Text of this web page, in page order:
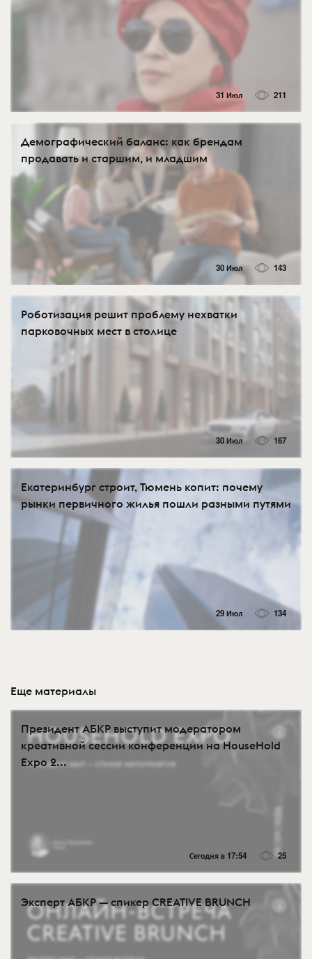
31 Июл 211
Демографический баланс: как брендам
продавать и старшим, и младшим
30 Июл 143
Роботизация решит проблему нехватки
парковочных мест в столице
30 Июл 167
Екатеринбург строит, Тюмень копит: почему
рынки первичного жилья пошли разными путями
29 Июл 134
Еще материалы
Президент АБКР выступит модератором
креативной сессии конференции на HouseHold
Expo 2...
Сегодня в 17:54 25
Эксперт АБКР — спикер CREATIVE BRUNCH